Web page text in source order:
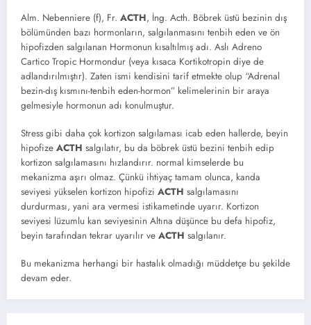
Alm. Nebenniere (f), Fr. ACTH, İng. Acth. Böbrek üstü bezinin dış
bölümünden bazı hormonların, salgılanmasını tenbih eden ve ön
hipofizden salgılanan Hormonun kısaltılmış adı. Aslı Adreno
Cartico Tropic Hormondur (veya kısaca Kortikotropin diye de
adlandırılmıştır). Zaten ismi kendisini tarif etmekte olup “Adrenal
bezin-dış kısmını-tenbih eden-hormon” kelimelerinin bir araya
gelmesiyle hormonun adı konulmuştur.
Stress gibi daha çok kortizon salgılaması icab eden hallerde, beyin
hipofize ACTH salgılatır, bu da böbrek üstü bezini tenbih edip
kortizon salgılamasını hızlandırır. normal kimselerde bu
mekanizma aşırı olmaz. Çünkü ihtiyaç tamam olunca, kanda
seviyesi yükselen kortizon hipofizi ACTH salgılamasını
durdurması, yani ara vermesi istikametinde uyarır. Kortizon
seviyesi lüzumlu kan seviyesinin Altına düşünce bu defa hipofiz,
beyin tarafından tekrar uyarılır ve ACTH salgılanır.
Bu mekanizma herhangi bir hastalık olmadığı müddetçe bu şekilde
devam eder.